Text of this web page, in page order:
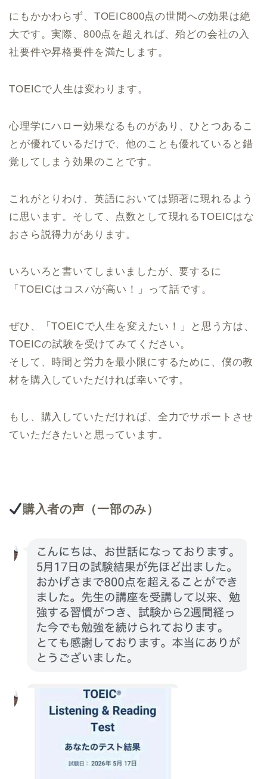
にもかかわらず、TOEIC800点の世間への効果は絶
大です。実際、800点を超えれば、殆どの会社の入
社要件や昇格要件を満たします。
TOEICで人生は変わります。
心理学にハロー効果なるものがあり、ひとつあるこ
とが優れているだけで、他のことも優れていると錯
覚してしまう効果のことです。
これがとりわけ、英語においては顕著に現れるよう
に思います。そして、点数として現れるTOEICはな
おさら説得力があります。
いろいろと書いてしまいましたが、要するに
「TOEICはコスパが高い！」って話です。
ぜひ、「TOEICで人生を変えたい！」と思う方は、
TOEICの試験を受けてみてください。
そして、時間と労力を最小限にするために、僕の教
材を購入していただければ幸いです。
もし、購入していただければ、全力でサポートさせ
ていただきたいと思っています。
購入者の声（一部のみ）